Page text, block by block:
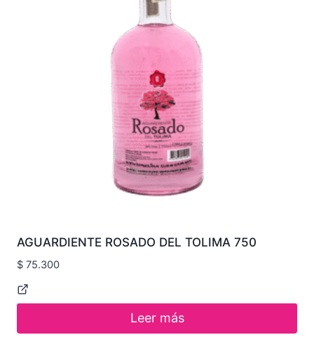
AGUARDIENTE ROSADO DEL TOLIMA 750
$ 75.300
Leer más